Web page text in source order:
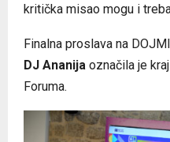
kritička misao mogu i
Finalna proslava na
DJ Ananija označila je
Foruma.